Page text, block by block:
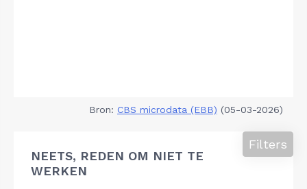
Bron: CBS microdata (EBB) (05-03-2026)
NEETS, REDEN OM NIET TE
WERKEN
Filters